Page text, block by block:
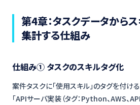
第4章：タスクデータから
集計する仕組み
仕組み① タスクのスキルタグ化
案件タスクに「使用スキル」のタグを付け
「APIサーバ実装（タグ：Python、AWS、